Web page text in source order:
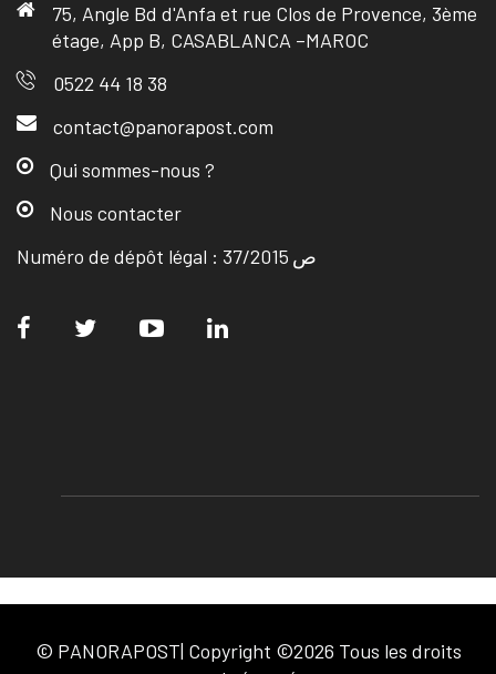
75, Angle Bd d'Anfa et rue Clos de Provence, 3ème
étage, App B, CASABLANCA –MAROC
0522 44 18 38
contact@panorapost.com
Qui sommes-nous ?
Nous contacter
Numéro de dépôt légal : ص 37/2015
© PANORAPOST| Copyright ©2026 Tous les droits